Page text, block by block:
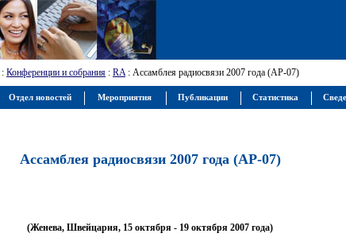
: Конференции и собрания : RA: Ассамблея радиосвязи 2007 года (АР-07)
Ассамблея радиосвязи 2007 года (АР-07)
(Женева, Швейцария, 15 октября - 19 октября 2007 года)
Отдел новостей Мероприятия Публикации Статистика